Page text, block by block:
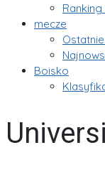
Ranking
mecze
Boisko